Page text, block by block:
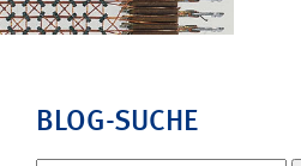
BLOG-SUCHE